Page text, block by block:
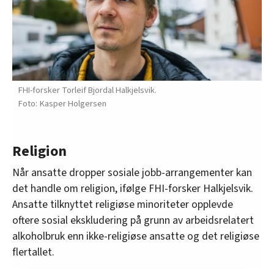
FHI-forsker Torleif Bjordal Halkjelsvik.
Kasper Holgersen
Religion
Når ansatte dropper sosiale jobb-arrangementer kan
det handle om religion, ifølge FHI-forsker Halkjelsvik.
Ansatte tilknyttet religiøse minoriteter opplevde
oftere sosial ekskludering på grunn av arbeidsrelatert
alkoholbruk enn ikke-religiøse ansatte og det religiøse
flertallet.